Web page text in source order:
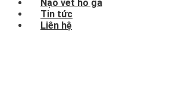
Nạo vét hố ga
Tin tức
Liên hệ